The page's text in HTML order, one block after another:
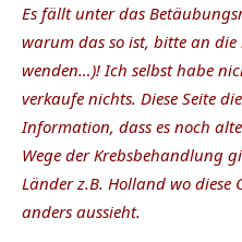
Es fällt unter das
warum das so ist, bitte an
wenden…)! Ich selbst habe
verkaufe nichts. Diese Seite
Information, dass es noch
Wege der Krebsbehandlung
Länder z.B. Holland wo diese
anders aussieht.